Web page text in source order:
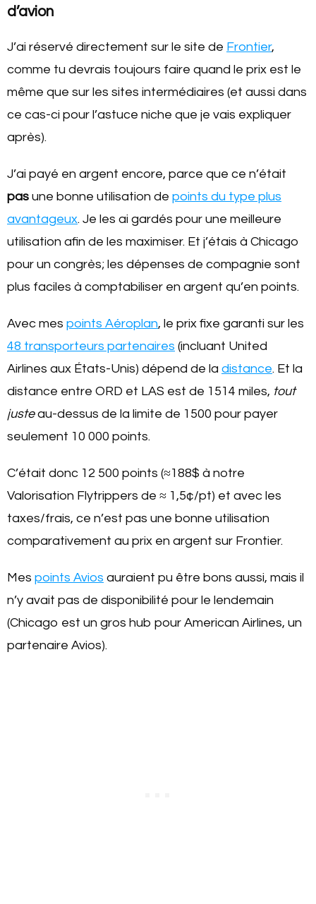
d’avion
J’ai réservé directement sur le site de Frontier,
comme tu devrais toujours faire quand le prix est le
même que sur les sites intermédiaires (et aussi dans
ce cas-ci pour l’astuce niche que je vais expliquer
après).
J’ai payé en argent encore, parce que ce n’était
pas une bonne utilisation de points du type plus
avantageux. Je les ai gardés pour une meilleure
utilisation afin de les maximiser. Et j’étais à Chicago
pour un congrès; les dépenses de compagnie sont
plus faciles à comptabiliser en argent qu’en points.
Avec mes points Aéroplan, le prix fixe garanti sur les
48 transporteurs partenaires (incluant United
Airlines aux États-Unis) dépend de la distance. Et la
distance entre ORD et LAS est de 1514 miles, tout
justeau-dessus de la limite de 1500 pour payer
seulement 10 000 points.
C’était donc 12 500 points (≈188$ à notre
Valorisation Flytrippers de ≈ 1,5¢/pt) et avec les
taxes/frais, ce n’est pas une bonne utilisation
comparativement au prix en argent sur Frontier.
Mes points Avios auraient pu être bons aussi, mais il
n’y avait pas de disponibilité pour le lendemain
(Chicago est un gros hub pour American Airlines, un
partenaire Avios).